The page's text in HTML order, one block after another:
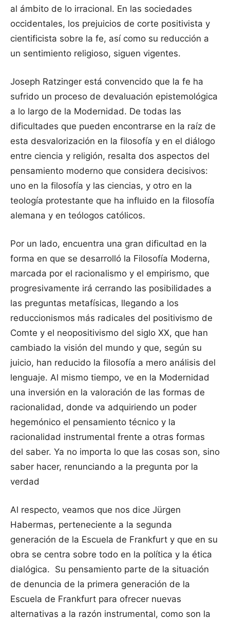
al ámbito de lo irracional. En las sociedades
occidentales, los prejuicios de corte positivista y
cientificista sobre la fe, así como su reducción a
un sentimiento religioso, siguen vigentes.
Joseph Ratzinger está convencido que la fe ha
sufrido un proceso de devaluación epistemológica
a lo largo de la Modernidad. De todas las
dificultades que pueden encontrarse en la raíz de
esta desvalorización en la filosofía y en el diálogo
entre ciencia y religión, resalta dos aspectos del
pensamiento moderno que considera decisivos:
uno en la filosofía y las ciencias, y otro en la
teología protestante que ha influido en la filosofía
alemana y en teólogos católicos.
Por un lado, encuentra una gran dificultad en la
forma en que se desarrolló la Filosofía Moderna,
marcada por el racionalismo y el empirismo, que
progresivamente irá cerrando las posibilidades a
las preguntas metafísicas, llegando a los
reduccionismos más radicales del positivismo de
Comte y el neopositivismo del siglo XX, que han
cambiado la visión del mundo y que, según su
juicio, han reducido la filosofía a mero análisis del
lenguaje. Al mismo tiempo, ve en la Modernidad
una inversión en la valoración de las formas de
racionalidad, donde va adquiriendo un poder
hegemónico el pensamiento técnico y la
racionalidad instrumental frente a otras formas
del saber. Ya no importa lo que las cosas son, sino
saber hacer, renunciando a la pregunta por la
verdad
Al respecto, veamos que nos dice Jürgen
Habermas, perteneciente a la segunda
generación de la Escuela de Frankfurt y que en su
obra se centra sobre todo en la política y la ética
dialógica. Su pensamiento parte de la situación
de denuncia de la primera generación de la
Escuela de Frankfurt para ofrecer nuevas
alternativas a la razón instrumental, como son la